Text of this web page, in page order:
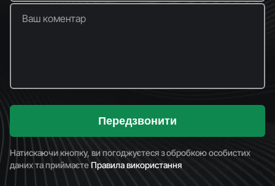
Ваш коментар
Передзвонити
Натискаючи кнопку, ви погоджуєтеся з обробкою особистих
даних та приймаєтеПравила використання